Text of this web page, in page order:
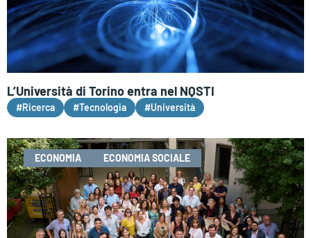
L’Università di Torino entra nel NQSTI
#Ricerca #Tecnologia #Università
ECONOMIA ECONOMIA SOCIALE